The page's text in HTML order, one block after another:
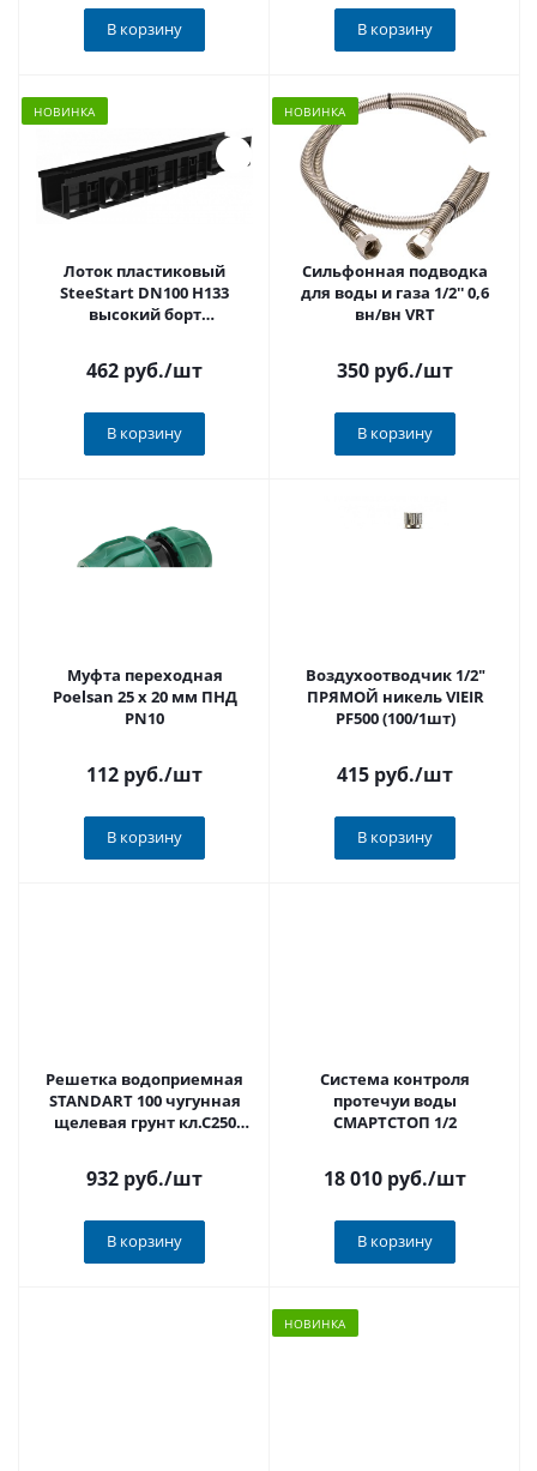
В корзину В корзину
НОВИНКА
Лоток пластиковый
SteeStart DN100 H133
высокий борт
арт.P10133C
462 руб./шт
В корзину
НОВИНКА
Сильфонная подводка
для воды и газа 1/2'' 0,6
вн/вн VRT
350 руб./шт
В корзину
Муфта переходная
Poelsan 25 х 20 мм ПНД
PN10
112 руб./шт
В корзину
Воздухоотводчик 1/2"
ПРЯМОЙ никель VIEIR
PF500 (100/1шт)
415 руб./шт
В корзину
Решетка водоприемная
STANDART 100 чугунная
щелевая грунт кл.С250
932 руб./шт
В корзину
Система контроля
протечуи воды
СМАРТСТОП 1/2
18 010 руб./шт
В корзину
НОВИНКА